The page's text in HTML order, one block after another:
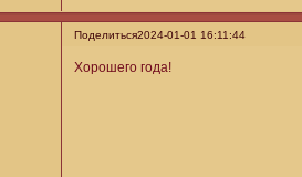
Поделиться2024-01-01 16:11:44
Хорошего года!